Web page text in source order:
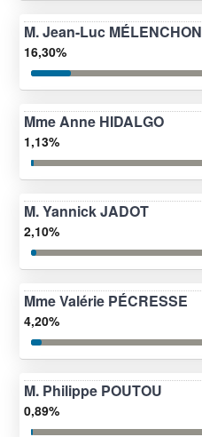
M. Jean-Luc MÉLENCHON
16,30%
Mme Anne HIDALGO
1,13%
M. Yannick JADOT
2,10%
Mme Valérie PÉCRESSE
4,20%
M. Philippe POUTOU
0,89%